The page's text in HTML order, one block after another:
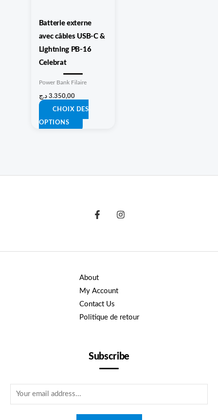
Batterie externe
avec câbles USB-C &
Lightning PB-16
Celebrat
Power Bank Filaire
3.350,00 د.ج
CHOIX DES
OPTIONS
options
peuvent
être
sur
page
du
About
My Account
Contact Us
Politique de retour
Subscribe
m